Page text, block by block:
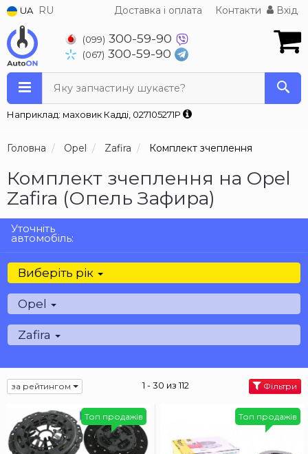
UA RU Доставка і оплата Контакти Вхід
(099) 300-59-90
(067) 300-59-90
Яку запчастину шукаєте?
Наприклад: маховик Кадді, 027105271P
Головна Opel Zafira Комплект зчеплення
Комплект зчеплення на Opel
Zafira (Опель Зафира)
Уточніть
автомобіль:
Виберіть рік
Opel
Zafira
за рейтингом 1 - 30 из 112 Фільтри
Топ продажів Топ продажів